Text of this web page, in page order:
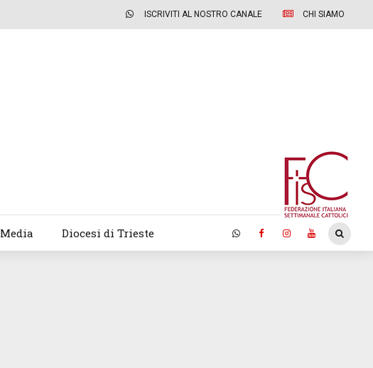
ISCRIVITI AL NOSTRO CANALE CHI SIAMO
Media Diocesi di Trieste